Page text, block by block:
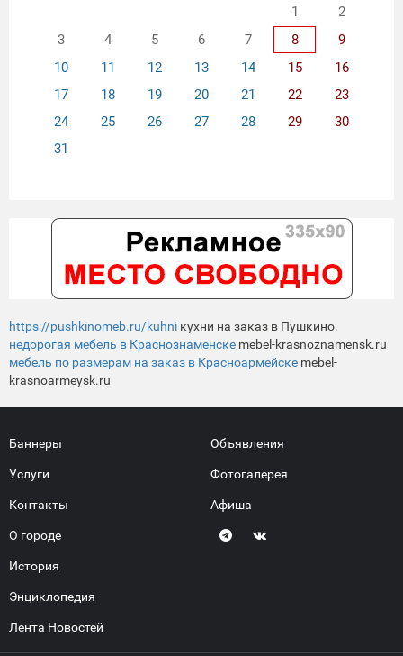
1
2
3
4 5 6 7 8
9
10
11 12 13 14 15
16
17
18 19 20 21 22
23
24
25 26 27 28 29
30
31
https://pushkinomeb.ru/kuhni кухни на заказ в Пушкино.
недорогая мебель в Краснознаменске mebel-krasnoznamensk.ru
мебель по размерам на заказ в Красноармейске mebel-
krasnoarmeysk.ru
Баннеры
Услуги
Контакты
О городе
История
Энциклопедия
Лента Новостей
Объявления
Фотогалерея
Афиша